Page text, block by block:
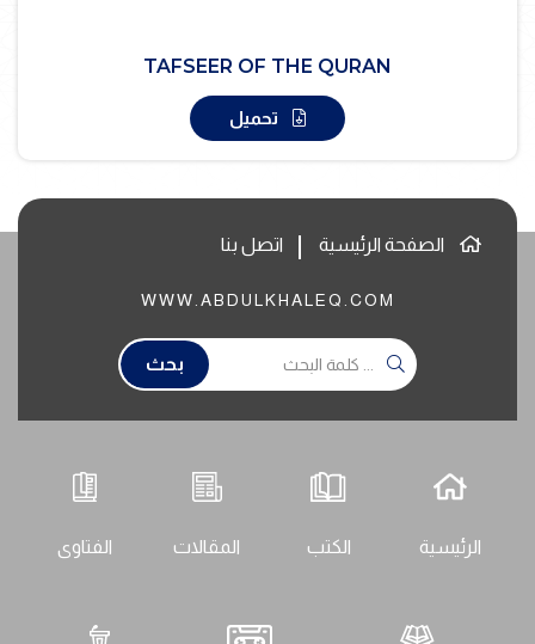
TAFSEER OF THE QURAN
تحميل
الصفحة الرئيسية اتصل بنا
WWW.ABDULKHALEQ.COM
بحث
الرئيسية الكتب المقالات الفتاوى